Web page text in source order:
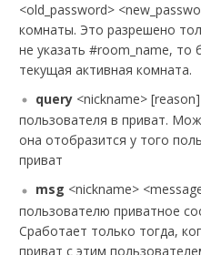
<old_password>
комнаты. Это разрешено
не указать #room_name, то
текущая активная комната.
query <nickname>
пользователя в приват.
она отобразится у того
приват
msg <nickname>
пользователю приватное
Сработает только тогда,
приват с этим